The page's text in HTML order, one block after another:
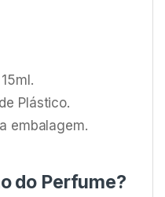
Plástico.
embalagem.
do Perfume?